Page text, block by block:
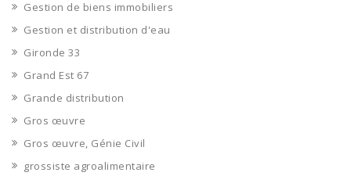
Gestion de biens immobiliers
Gestion et distribution d'eau
Gironde 33
Grand Est 67
Grande distribution
Gros œuvre
Gros œuvre, Génie Civil
grossiste agroalimentaire